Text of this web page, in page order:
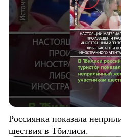
Россиянка показала
шествия в Тбилиси.